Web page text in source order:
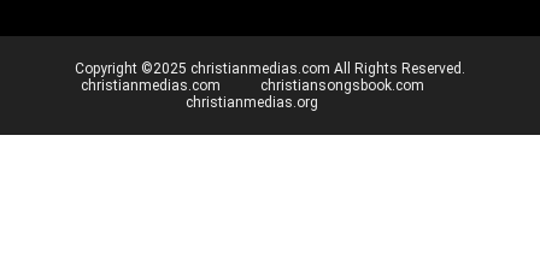
Copyright ©2025 christianmedias.com All Rights Reserved.
christianmedias.com
christiansongsbook.com
christianmedias.org